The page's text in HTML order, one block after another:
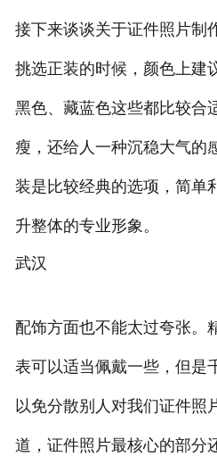
接下来谈谈关于证件照片制
挑选正装的时候，颜色上建
黑色、藏蓝色这些都比较合
瘦，还给人一种沉稳大气的
装是比较经典的选项，简单
升整体的专业形象。
武汉
配饰方面也不能太过夸张。
表可以适当佩戴一些，但是
以免分散别人对我们证件照
道，证件照片最核心的部分